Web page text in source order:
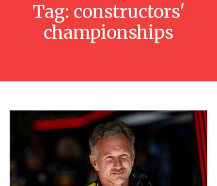
Tag: constructors'
championships